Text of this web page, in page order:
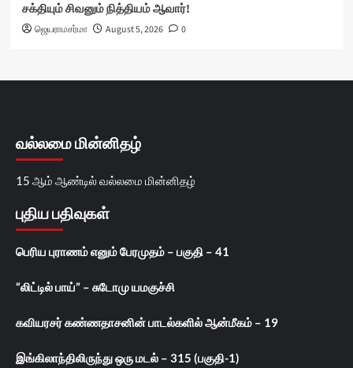
சக்தியும் சிவனும் நித்தியம் ஆவார்!
ஜெயராமசர்மா August 5, 2026 0
வல்லமை மின்னிதழ்
15 ஆம் ஆண்டில் வல்லமை மின்னிதழ்
புதிய பதிவுகள்
பெரிய புராணம் எனும் பேரமுதம் – பகுதி – 41
“லிட்டில் பாய்” – சுடோமு யமகுச்சி
கவியரசர் கண்ணதாசனின் பாடல்களில் ஆன்மீகம் – 19
இங்கிலாந்திலிருந்து ஒரு மடல் – 315 (பகுதி-1)